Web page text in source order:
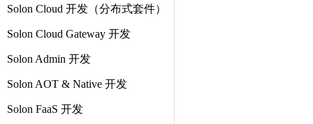
Solon Cloud 开发（分布式套件）
Solon Cloud Gateway 开发
Solon Admin 开发
Solon AOT & Native 开发
Solon FaaS 开发